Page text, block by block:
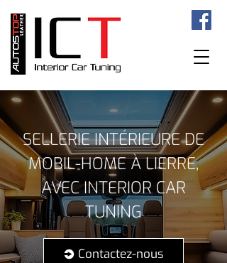
SELLERIE INTÉRIEURE DE
MOBIL-HOME À LIERRE,
AVEC INTERIOR CAR
TUNING
Contactez-nous